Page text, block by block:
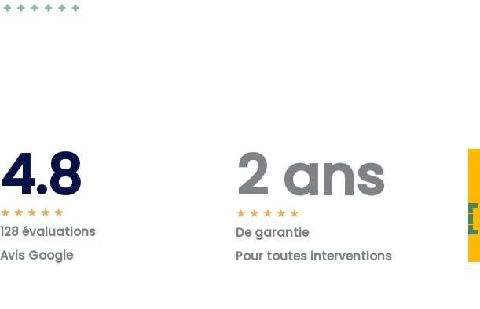
4.8
★ ★ ★ ★ ★
o
t
128 évaluations
Avis Google
2 ans
★ ★ ★ ★ ★
o
De garantie
Pour toutes interventions